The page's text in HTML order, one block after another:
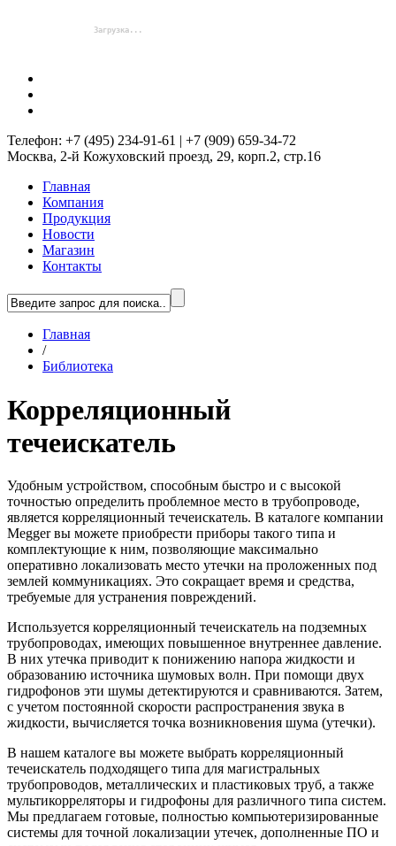
Телефон: +7 (495) 234-91-61 | +7 (909) 659-34-72
Москва, 2-й Кожуховский проезд, 29, корп.2, стр.16
Главная
Компания
Продукция
Новости
Магазин
Контакты
Главная
/
Библиотека
Корреляционный
течеискатель
Удобным устройством, способным быстро и с высокой
точностью определить проблемное место в трубопроводе,
является корреляционный течеискатель. В каталоге компании
Megger вы можете приобрести приборы такого типа и
комплектующие к ним, позволяющие максимально
оперативно локализовать место утечки на проложенных под
землей коммуникациях. Это сокращает время и средства,
требуемые для устранения повреждений.
Используется корреляционный течеискатель на подземных
трубопроводах, имеющих повышенное внутреннее давление.
В них утечка приводит к понижению напора жидкости и
образованию источника шумовых волн. При помощи двух
гидрофонов эти шумы детектируются и сравниваются. Затем,
с учетом постоянной скорости распространения звука в
жидкости, вычисляется точка возникновения шума (утечки).
В нашем каталоге вы можете выбрать корреляционный
течеискатель подходящего типа для магистральных
трубопроводов, металлических и пластиковых труб, а также
мультикорреляторы и гидрофоны для различного типа систем.
Мы предлагаем готовые, полностью компьютеризированные
системы для точной локализации утечек, дополненные ПО и